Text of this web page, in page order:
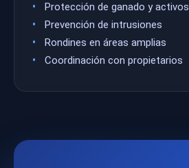
Protección de ganado y activos
Prevención de intrusiones
Rondines en áreas amplias
Coordinación con propietarios